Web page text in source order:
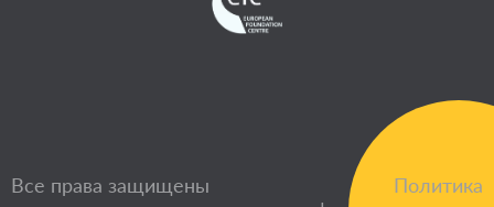
Все права защищены
Политика